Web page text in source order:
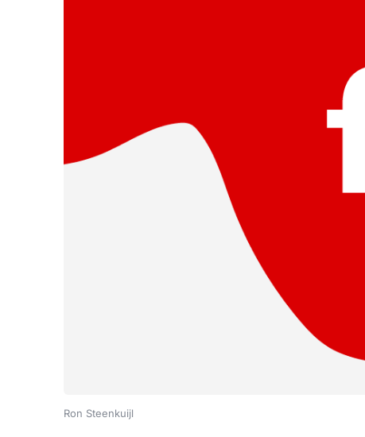
Ron Steenkuijl